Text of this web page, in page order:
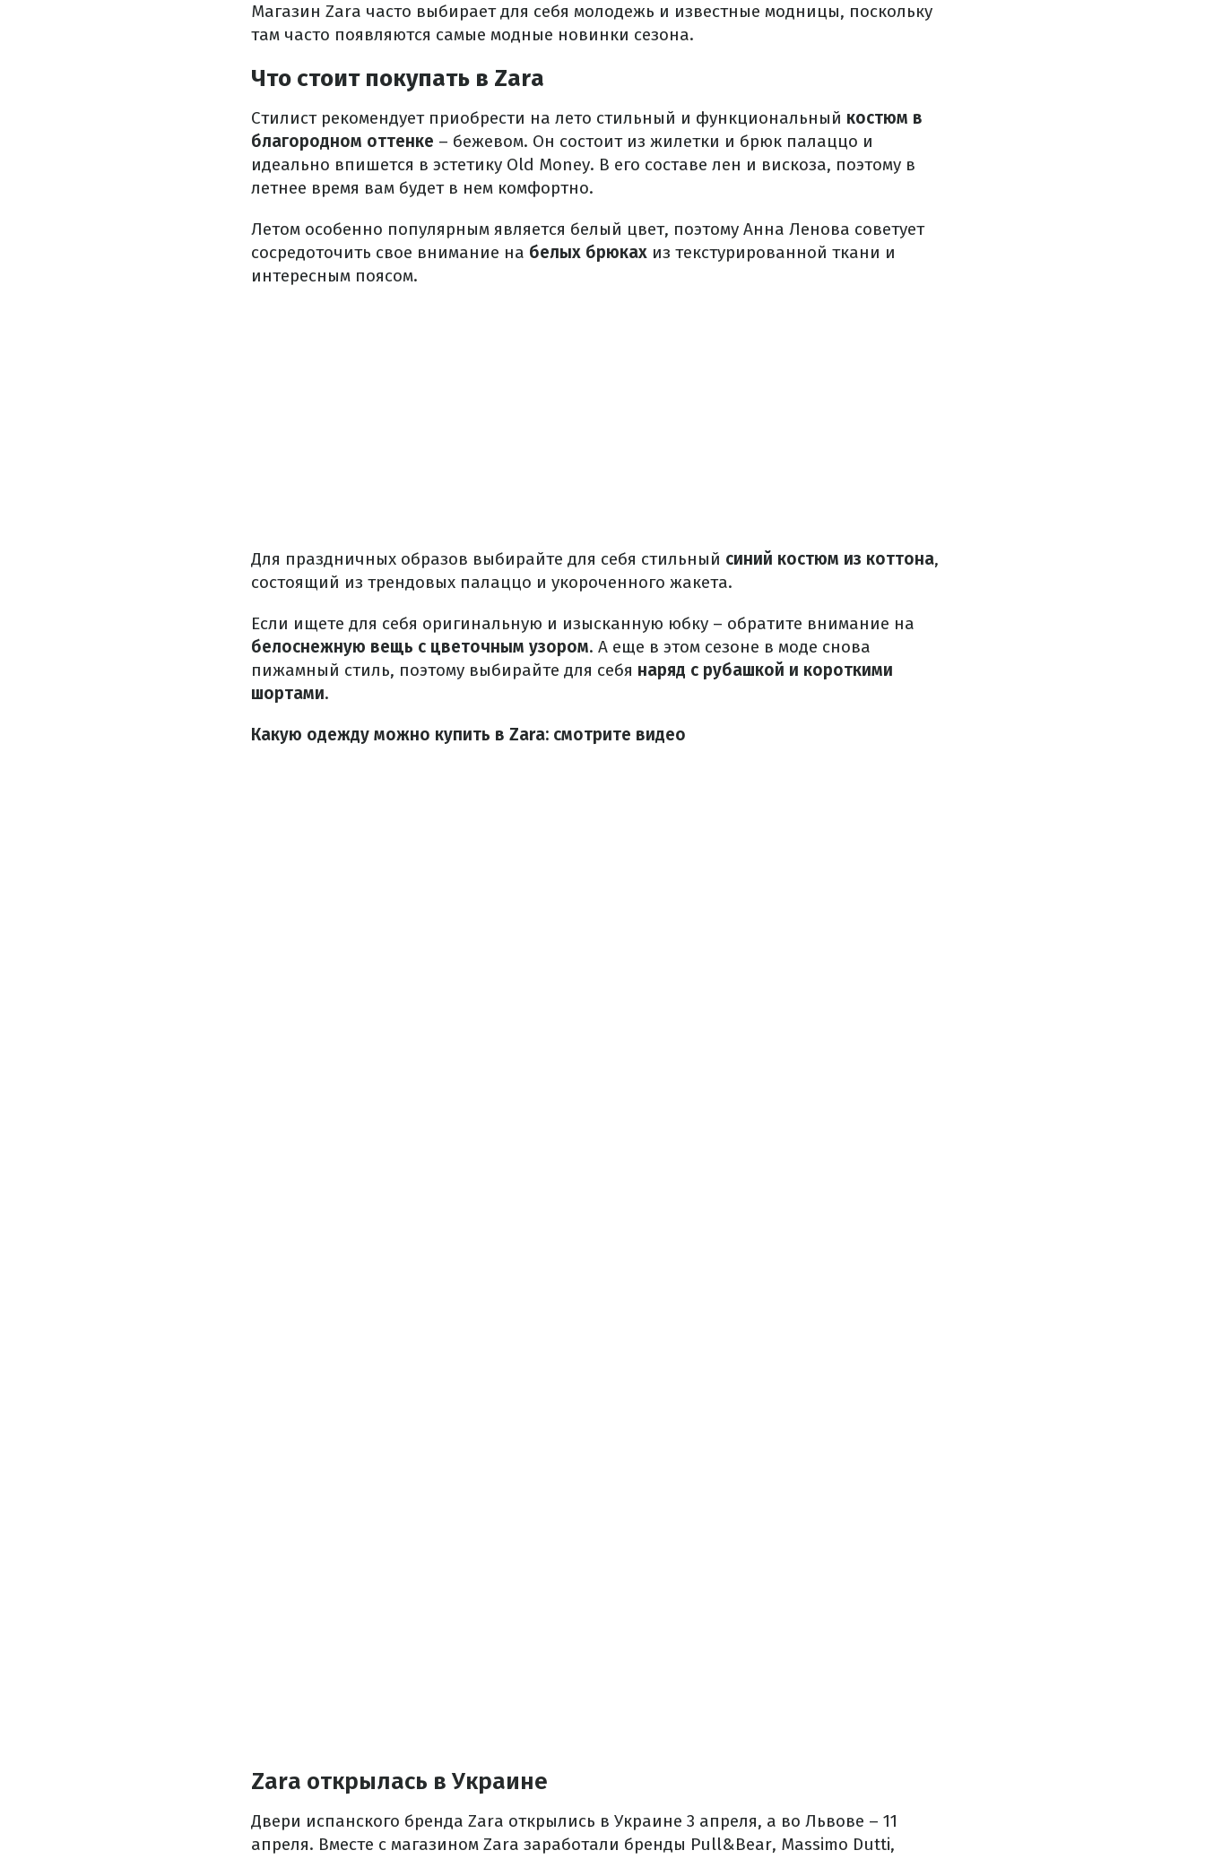
Магазин Zara часто выбирает для себя молодежь и известные модницы, поскольку
там часто появляются самые модные новинки сезона.
Что стоит покупать в Zara
Стилист рекомендует приобрести на лето стильный и функциональный костюм в
благородном оттенке – бежевом. Он состоит из жилетки и брюк палаццо и
идеально впишется в эстетику Old Money. В его составе лен и вискоза, поэтому в
летнее время вам будет в нем комфортно.
Летом особенно популярным является белый цвет, поэтому Анна Ленова советует
сосредоточить свое внимание на белых брюках из текстурированной ткани и
интересным поясом.
Для праздничных образов выбирайте для себя стильный синий костюм из коттона,
состоящий из трендовых палаццо и укороченного жакета.
Если ищете для себя оригинальную и изысканную юбку – обратите внимание на
белоснежную вещь с цветочным узором. А еще в этом сезоне в моде снова
пижамный стиль, поэтому выбирайте для себя наряд с рубашкой и короткими
шортами.
Какую одежду можно купить в Zara: смотрите видео
Zara открылась в Украине
Двери испанского бренда Zara открылись в Украине 3 апреля, а во Львове – 11
апреля. Вместе с магазином Zara заработали бренды Pull&Bear, Massimo Dutti,